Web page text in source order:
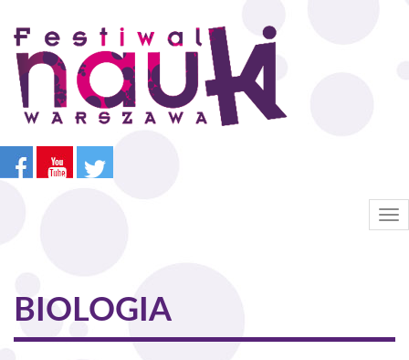
Przejdź
treści
BIOLOGIA